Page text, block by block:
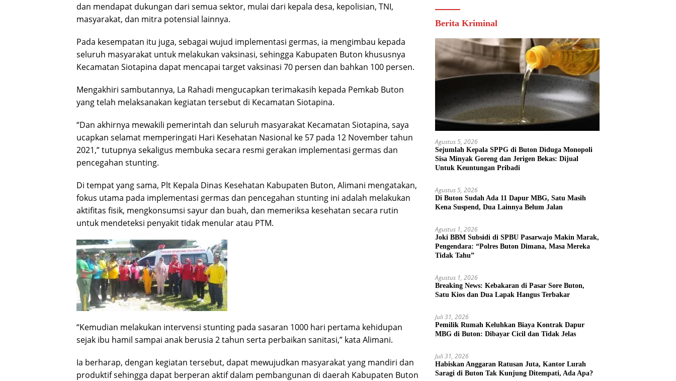
dan mendapat dukungan dari semua sektor, mulai dari kepala desa, kepolisian, TNI,
masyarakat, dan mitra potensial lainnya.
Pada kesempatan itu juga, sebagai wujud implementasi germas, ia mengimbau kepada
seluruh masyarakat untuk melakukan vaksinasi, sehingga Kabupaten Buton khususnya
Kecamatan Siotapina dapat mencapai target vaksinasi 70 persen dan bahkan 100 persen.
Mengakhiri sambutannya, La Rahadi mengucapkan terimakasih kepada Pemkab Buton
yang telah melaksanakan kegiatan tersebut di Kecamatan Siotapina.
“Dan akhirnya mewakili pemerintah dan seluruh masyarakat Kecamatan Siotapina, saya
ucapkan selamat memperingati Hari Kesehatan Nasional ke 57 pada 12 November tahun
2021,” tutupnya sekaligus membuka secara resmi gerakan implementasi germas dan
pencegahan stunting.
Di tempat yang sama, Plt Kepala Dinas Kesehatan Kabupaten Buton, Alimani mengatakan,
fokus utama pada implementasi germas dan pencegahan stunting ini adalah melakukan
aktifitas fisik, mengkonsumsi sayur dan buah, dan memeriksa kesehatan secara rutin
untuk mendeteksi penyakit tidak menular atau PTM.
“Kemudian melakukan intervensi stunting pada sasaran 1000 hari pertama kehidupan
sejak ibu hamil sampai anak berusia 2 tahun serta perbaikan sanitasi,” kata Alimani.
Ia berharap, dengan kegiatan tersebut, dapat mewujudkan masyarakat yang mandiri dan
produktif sehingga dapat berperan aktif dalam pembangunan di daerah Kabupaten Buton
Berita Kriminal
Agustus 5, 2026
Sejumlah Kepala SPPG di Buton Diduga Monopoli
Sisa Minyak Goreng dan Jerigen Bekas: Dijual
Untuk Keuntungan Pribadi
Agustus 5, 2026
Di Buton Sudah Ada 11 Dapur MBG, Satu Masih
Kena Suspend, Dua Lainnya Belum Jalan
Agustus 1, 2026
Joki BBM Subsidi di SPBU Pasarwajo Makin Marak,
Pengendara: “Polres Buton Dimana, Masa Mereka
Tidak Tahu”
Agustus 1, 2026
Breaking News: Kebakaran di Pasar Sore Buton,
Satu Kios dan Dua Lapak Hangus Terbakar
Juli 31, 2026
Pemilik Rumah Keluhkan Biaya Kontrak Dapur
MBG di Buton: Dibayar Cicil dan Tidak Jelas
Juli 31, 2026
Habiskan Anggaran Ratusan Juta, Kantor Lurah
Saragi di Buton Tak Kunjung Ditempati, Ada Apa?